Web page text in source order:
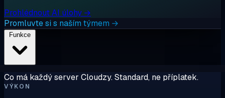
Prohlédnout AI úlohy →
Promluvte si s naším týmem →
Co má každý server Cloudzy. Standard, ne příplatek.
VÝKON